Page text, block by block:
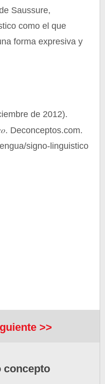
Saussure,
como el que
forma expresiva y
de 2012).
. Deconceptos.com.
signo-linguistico
>>
concepto